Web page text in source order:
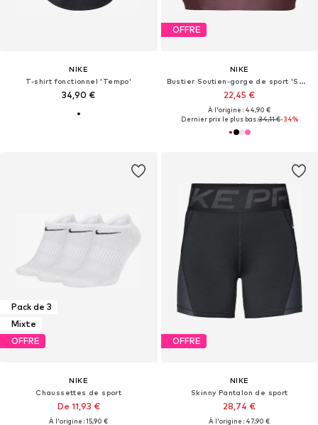
NIKE
T-shirt fonctionnel 'Tempo'
34,90 €
OFFRE
NIKE
Bustier Soutien-gorge de sport 'SWOOSH'
22,45 €
À l'origine : 44,90 €
Dernier prix le plus bas :34,11 €-34%
Pack de 3
Mixte
OFFRE
NIKE
Chaussettes de sport
De 11,93 €
À l'origine : 15,90 €
OFFRE
NIKE
Skinny Pantalon de sport
28,74 €
À l'origine : 47,90 €